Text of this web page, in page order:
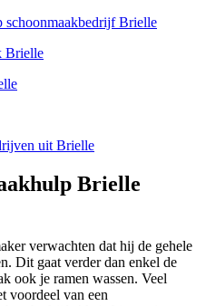
schoonmaakbedrijf Brielle
Brielle
uit Brielle
Brielle
verwachten dat hij de gehele
Dit gaat verder dan enkel de
ook je ramen wassen. Veel
voordeel van een